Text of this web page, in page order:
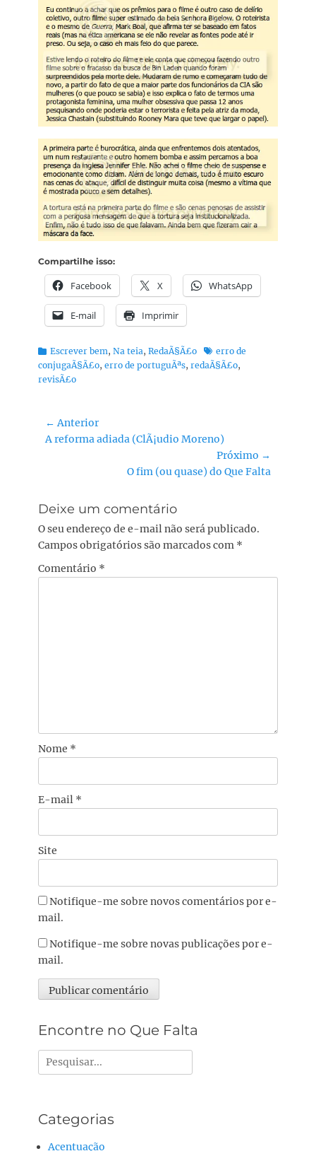
Compartilhe isso:
Facebook X WhatsApp
E-mail Imprimir
Categorias:
Escrever bem, Na teia, RedaÃ§Ã£o Tags:erro de
conjugaÃ§Ã£o, erro de portuguÃªs, redaÃ§Ã£o,
revisÃ£o
Navegação
de
← Anterior
Post
A reforma adiada (ClÃ¡udio Moreno)
Próximo →
O fim (ou quase) do Que Falta
Deixe um comentário
O seu endereço de e-mail não será publicado.
Campos obrigatórios são marcados com *
Comentário *
Nome *
E-mail *
Site
Notifique-me sobre novos comentários por e-
mail.
Notifique-me sobre novas publicações por e-
mail.
Encontre no Que Falta
Pesquisar
por:
Categorias
Acentuação